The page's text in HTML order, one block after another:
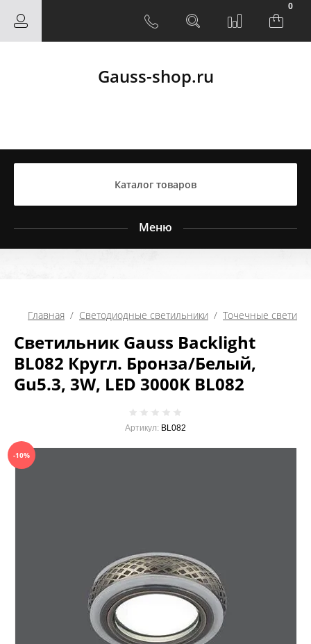
0
Gauss-shop.ru
Каталог товаров
Меню
Главная
  /
Светодиодные светильники
  /
Точечные
Светильник Gauss Backlight
BL082 Кругл. Бронза/Белый,
Gu5.3, 3W, LED 3000K BL082
Артикул: BL082
-10%